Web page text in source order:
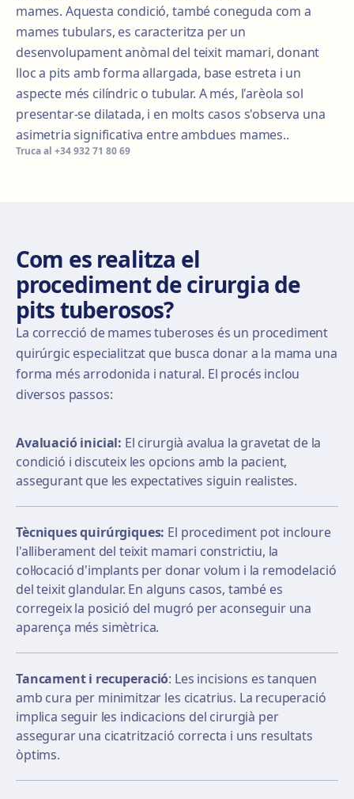
mames. Aquesta condició, també coneguda com a
mames tubulars, es caracteritza per un
desenvolupament anòmal del teixit mamari, donant
lloc a pits amb forma allargada, base estreta i un
aspecte més cilíndric o tubular. A més, l'arèola sol
presentar-se dilatada, i en molts casos s'observa una
asimetria significativa entre ambdues mames..
Truca al +34 932 71 80 69
Com es realitza el
procediment de cirurgia de
pits tuberosos?
La correcció de mames tuberoses és un procediment
quirúrgic especialitzat que busca donar a la mama una
forma més arrodonida i natural. El procés inclou
diversos passos:
Avaluació inicial: El cirurgià avalua la gravetat de la
condició i discuteix les opcions amb la pacient,
assegurant que les expectatives siguin realistes.
Tècniques quirúrgiques: El procediment pot incloure
l'alliberament del teixit mamari constrictiu, la
col·locació d'implants per donar volum i la remodelació
del teixit glandular. En alguns casos, també es
corregeix la posició del mugró per aconseguir una
aparença més simètrica.
Tancament i recuperació: Les incisions es tanquen
amb cura per minimitzar les cicatrius. La recuperació
implica seguir les indicacions del cirurgià per
assegurar una cicatrització correcta i uns resultats
òptims.